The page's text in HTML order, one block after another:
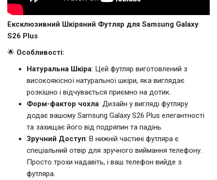
Ексклюзивний Шкіряний Футляр для Samsung Galaxy
S26 Plus
🌟 Особливості:
Натуральна Шкіра: Цей футляр виготовлений з
високоякісної натуральної шкіри, яка виглядає
розкішно і відчувається приємно на дотик.
Форм-фактор чохла: Дизайн у вигляді футляру
додає вашому Samsung Galaxy S26 Plus елегантності
та захищає його від подряпин та падінь.
Зручний Доступ: В нижній частині футляра є
спеціальний отвір для зручного виймання телефону.
Просто трохи надавіть, і ваш телефон вийде з
футляра.